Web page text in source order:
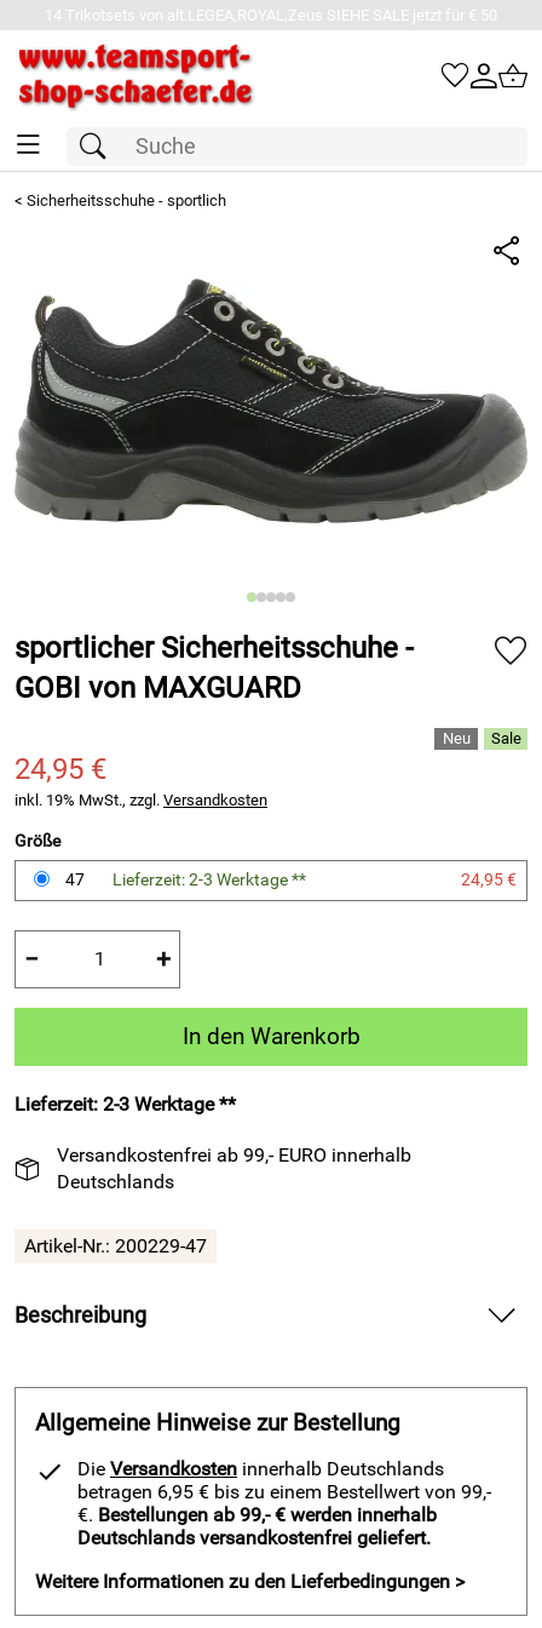
14 Trikotsets von alt.LEGEA,ROYAL,Zeus SIEHE SALE jetzt für € 50
< Sicherheitsschuhe - sportlich
sportlicher Sicherheitsschuhe -
GOBI von MAXGUARD
24,95 €
inkl. 19% MwSt., zzgl. Versandkosten
Größe
47
Lieferzeit: 2-3 Werktage ** 24,95 €
− +
In den Warenkorb
Lieferzeit: 2-3 Werktage **
Versandkostenfrei ab 99,- EURO innerhalb
Deutschlands
Artikel-Nr.: 200229-47
Beschreibung
schwarz — bringt sicheren Grip und dynamischen Halt auf
deinen Trail und in deine Werkhalle.
Erlebe mit dem sportlicher Sicherheitsschuhe – GOBI von
MAXGUARD, schwarz, einen leichten Halt und eine robuste
Schutzausstattung für Training auf dem Trail und präzise
Arbeit am Projekt. Spüre die atmungsaktive Stärke aus
Strecken. Setze auf rutschhemmende Sicherheit und bleibe
bei Nässe und Staub souverän in der Spur.
Allgemeine Hinweise zur Bestellung
Die Versandkosten innerhalb Deutschlands
betragen 6,95 € bis zu einem Bestellwert von 99,-
€. Bestellungen ab 99,- € werden innerhalb
Deutschlands versandkostenfrei geliefert.
Weitere Informationen zu den Lieferbedingungen >